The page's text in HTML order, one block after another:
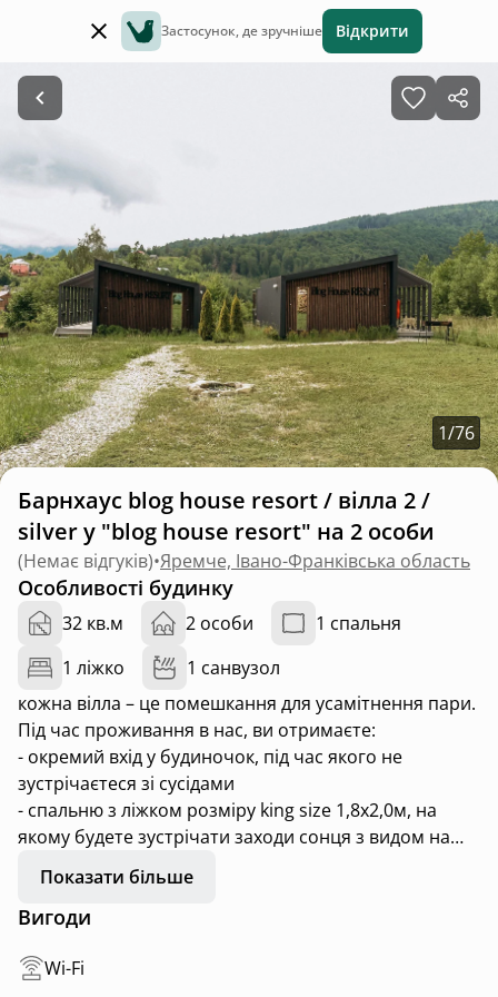
Застосунок, де зручніше Відкрити
1/76
Барнхаус blog house resort / вілла 2 /
silver у "blog house resort" на 2 особи
(Немає відгуків)•Яремче, Івано-Франківська область
Особливості будинку
32 кв.м 2 особи
1 спальня
1 ліжко
1 санвузол
кожна вілла – це помешкання для усамітнення пари.
Під час проживання в нас, ви отримаєте:
- окремий вхід у будиночок, під час якого не
зустрічаєтеся зі сусідами
- спальню з ліжком розміру king size 1,8х2,0м, на
якому будете зустрічати заходи сонця з видом на
- власну терасу з індивідуальним чаном, який можна
додатково замовити
на дровах
Показати більше
Вигоди
Wi-Fi